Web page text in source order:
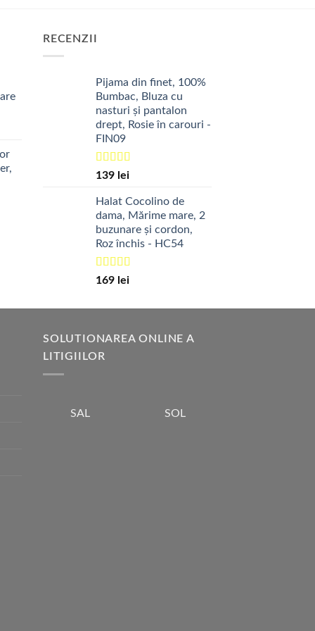
Opțiunile
pot
fi
alese
produsului.
RECENZII
Pijama din finet, 100%
Bumbac, Bluza cu
nasturi și pantalon
drept, Rosie în carouri -
FIN09
Evaluat la
139 lei
Halat Cocolino de
dama, Mărime mare, 2
buzunare și cordon,
Roz închis - HC54
Evaluat la
169 lei
SOLUTIONAREA ONLINE A
LITIGIILOR
SAL SOL